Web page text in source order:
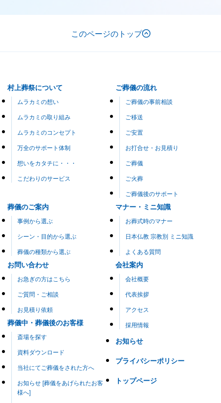
このページのトップ
村上葬祭について
ムラカミの想い
ムラカミの取り組み
ムラカミのコンセプト
万全のサポート体制
想いをカタチに・・・
こだわりのサービス
葬儀のご案内
事例から選ぶ
シーン・目的から選ぶ
葬儀の種類から選ぶ
ご葬儀の流れ
ご葬儀の事前相談
ご移送
ご安置
お打合せ・お見積り
ご葬儀
ご火葬
ご葬儀後のサポート
マナー・ミニ知識
お葬式時のマナー
日本仏教 宗教別 ミニ知識
よくある質問
お問い合わせ
お急ぎの方はこちら
ご質問・ご相談
お見積り依頼
葬儀中・葬儀後のお客様
斎場を探す
資料ダウンロード
当社にてご葬儀をされた方へ
お知らせ [葬儀をあげられたお客
様へ]
会社案内
会社概要
代表挨拶
アクセス
採用情報
お知らせ
プライバシーポリシー
トップページ